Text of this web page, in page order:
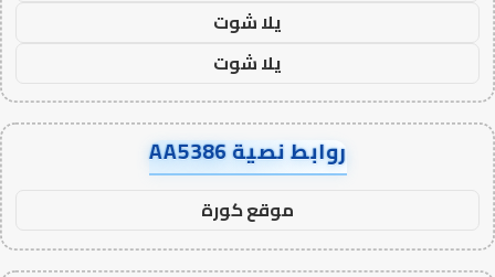
يلا شوت
يلا شوت
روابط نصية AA5386
موقع كورة